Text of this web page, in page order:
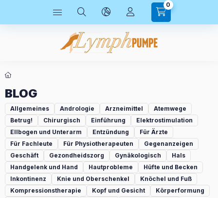
0
BLOG
Allgemeines Andrologie Arzneimittel
Atemwege
Betrug!
Chirurgisch Einführung
Elektrostimulation
Ellbogen und Unterarm
Entzündung
Für Ärzte
Für Fachleute
Für Physiotherapeuten
Gegenanzeigen
Geschäft
Gezondheidszorg Gynäkologisch
Hals
Handgelenk und Hand
Hautprobleme
Hüfte und Becken
Inkontinenz
Knie und Oberschenkel
Knöchel und Fuß
Kompressionstherapie
Kopf und Gesicht
Körperformung